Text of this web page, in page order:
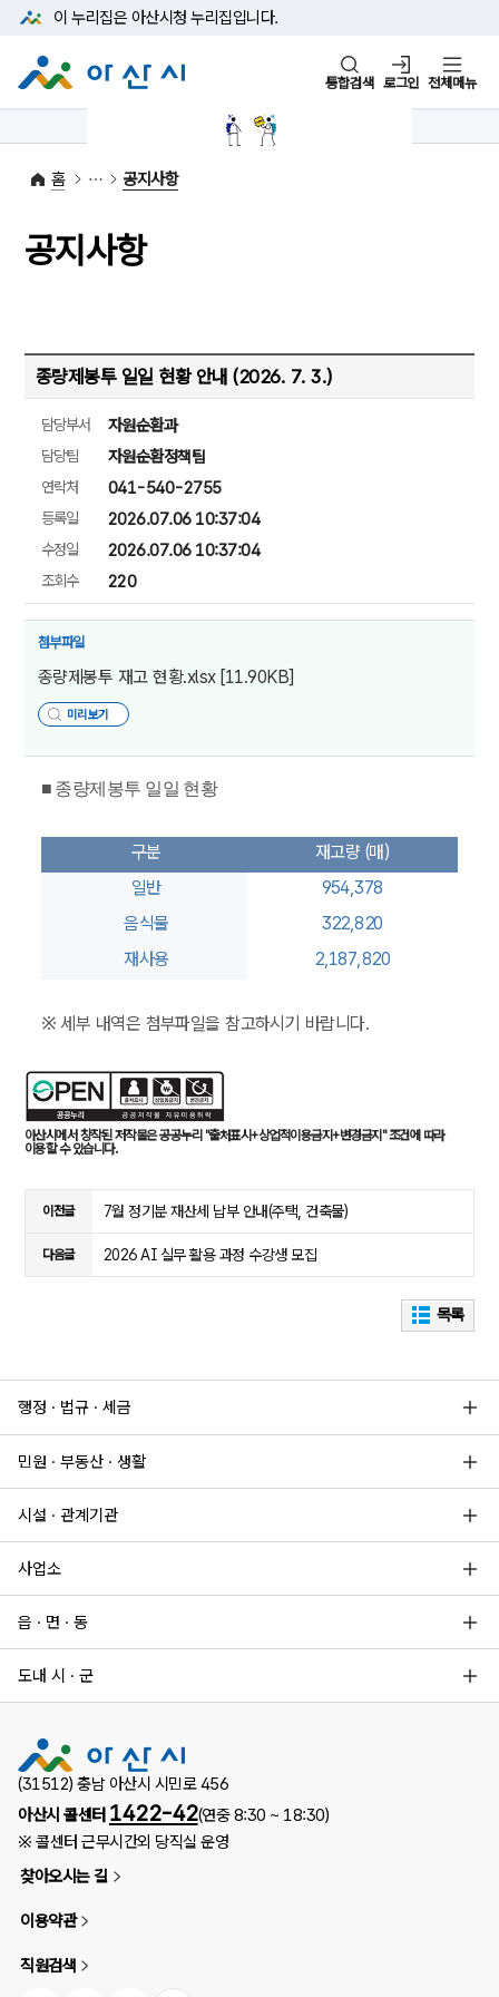
본문 바로가기
메뉴 바로가기
이 누리집은 아산시청 누리집입니다.
통합검색 로그인 전체메뉴
(아산시 콜센터)1422-42
홈 공지사항
공지사항
종량제봉투 일일 현황 안내 (2026. 7. 3.)
담당부서 자원순환과
담당팀 자원순환정책팀
연락처 041-540-2755
등록일 2026.07.06 10:37:04
수정일 2026.07.06 10:37:04
조회수 220
첨부파일
종량제봉투 재고 현황.xlsx [11.90KB]
미리보기
■ 종량제봉투 일일 현황
구분
재고량 (매)
일반
954,378
음식물
322,820
재사용
2,187,820
※ 세부 내역은 첨부파일을 참고하시기 바랍니다.
아산시에서 창작된 저작물은 공공누리 "출처표시+상업적이용금지+변경금지" 조건에 따라
이용할 수 있습니다.
이전글 7월 정기분 재산세 납부 안내(주택, 건축물)
다음글 2026 AI 실무 활용 과정 수강생 모집
목록
행정 · 법규 · 세금
민원 · 부동산 · 생활
시설 · 관계기관
사업소
읍 · 면 · 동
도내 시 · 군
(31512) 충남 아산시 시민로 456
아산시 콜센터 1422-42(연중 8:30 ~ 18:30)
※ 콜센터 근무시간외 당직실 운영
찾아오시는 길
이용약관
직원검색